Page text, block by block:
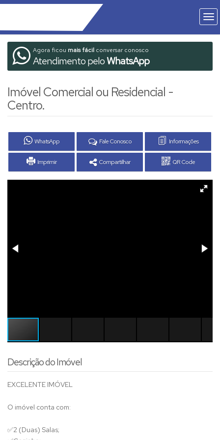
Agora ficou mais fácil conversar conosco
Atendimento peloWhatsApp
Imóvel Comercial ou Residencial -
Centro.
WhatsApp Fale Conosco Informações
Imprimir Compartilhar QR Code
Descrição do Imóvel
EXCELENTE IMÓVEL
O imóvel conta com:
✅2 (Duas) Salas;